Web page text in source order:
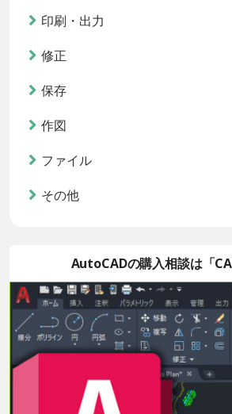
印刷・出力
修正
保存
作図
ファイル
その他
AutoCADの購入相談は「